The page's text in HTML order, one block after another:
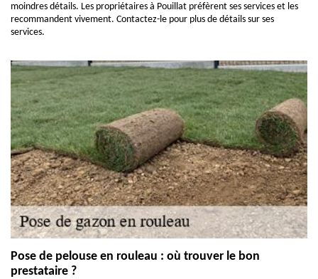
moindres détails. Les propriétaires à Pouillat préfèrent ses services et les
recommandent vivement. Contactez-le pour plus de détails sur ses
services.
Pose de pelouse en rouleau : où trouver le bon
prestataire ?